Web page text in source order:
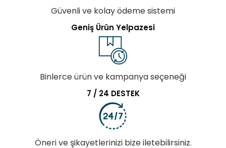
Güvenli ve kolay ödeme sistemi
Geniş Ürün Yelpazesi
Binlerce ürün ve kampanya seçeneği
7 / 24 DESTEK
Öneri ve şikayetlerinizi bize iletebilirsiniz.